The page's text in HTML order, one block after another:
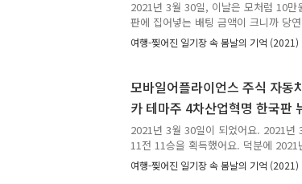
다시 RP 7일물에 박이놓을 계획이었
제들) 지분 매각 호재 2021년 3
2021년 3월 30일, 이날은 모처럼 10
판에 집어넣는 배팅 금액이 크니까 당
요. 보통은 깔짝깔짝 1주 매수하고 매
요. 크게 질러봐야 2만원 넘기지 않구
러니 평소 단타 매매할 때 쓰는 돈에
매했어요. 그런데 첫 번째 종목인 모
고작 68원이었어요. "10만원으로 단
탈해서 웃음만 나왔어요. 아무리 틱 떼
여행-찢어진 일기장 속 봄날의 기억 (2021)
모바일어플라이언스 주식 자동
카 테마주 4차산업혁명 한국판
2021년 3월 30일 단타 매매 성
2021년 3월 30일이 되었어요. 2021년
11전 11승을 획득했어요. 덕분에
아졌어요. 2021년 3월 1일부터 3월 29
매도 총 1,680,449원. 성적은 마이너
여행-찢어진 일기장 속 봄날의 기억 (2021)